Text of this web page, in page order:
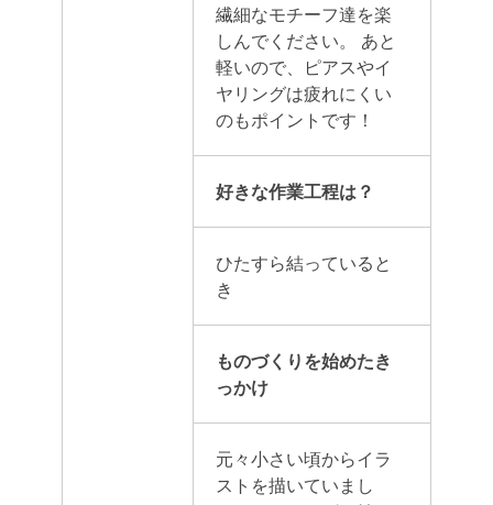
繊細なモチーフ達を楽
しんでください。
あと
軽いので、ピアスやイ
ヤリングは疲れにくい
のもポイントです！
好きな作業工程は？
ひたすら結っていると
き
ものづくりを始めたき
っかけ
元々小さい頃からイラ
ストを描いていまし